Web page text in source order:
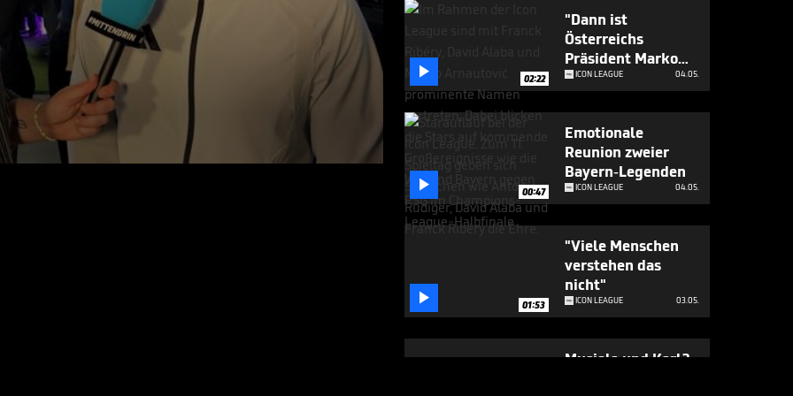
 02:22
"Dann ist
Österreichs
Präsident Marko
Arnautovic"
ICON LEAGUE 04.05.
 00:47
Emotionale
Reunion zweier
Bayern-Legenden
ICON LEAGUE 04.05.
 01:53
"Viele Menschen
verstehen das
nicht"
ICON LEAGUE 03.05.
Musiala und Karl?